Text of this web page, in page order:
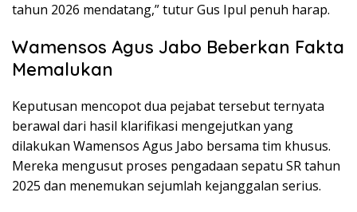
tahun 2026 mendatang,” tutur Gus Ipul penuh harap.
Wamensos Agus Jabo Beberkan Fakta
Memalukan
Keputusan mencopot dua pejabat tersebut ternyata
berawal dari hasil klarifikasi mengejutkan yang
dilakukan Wamensos Agus Jabo bersama tim khusus.
Mereka mengusut proses pengadaan sepatu SR tahun
2025 dan menemukan sejumlah kejanggalan serius.